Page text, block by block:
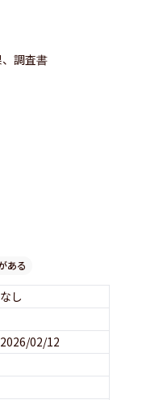
調査書
ある
なし
2026/02/12